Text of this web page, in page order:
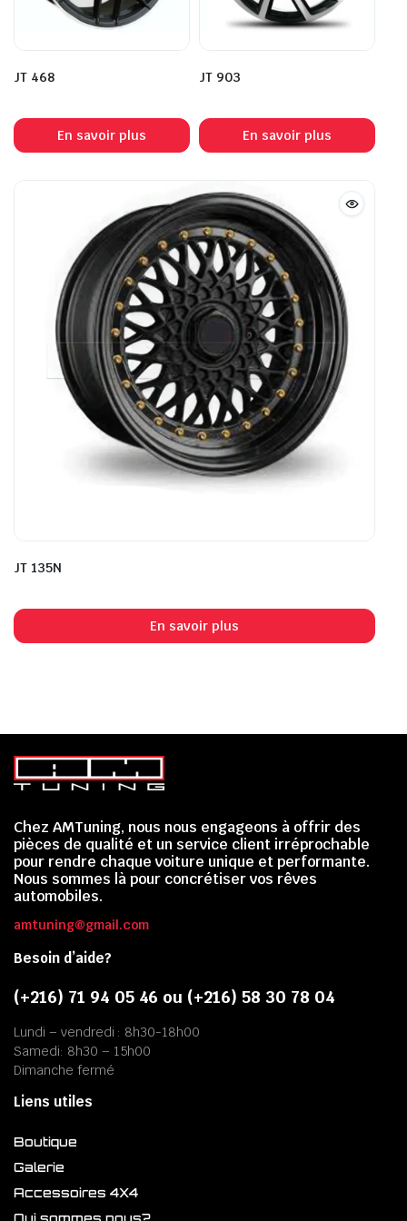
JT 468
En savoir plus
JT 903
En savoir plus
JT 135N
En savoir plus
Chez AMTuning, nous nous engageons à offrir des
pièces de qualité et un service client irréprochable
pour rendre chaque voiture unique et performante.
Nous sommes là pour concrétiser vos rêves
automobiles.
amtuning@gmail.com
Besoin d’aide?
(+216) 71 94 05 46 ou (+216) 58 30 78 04
Lundi – vendredi : 8h30-18h00
Samedi: 8h30 – 15h00
Dimanche fermé
Liens utiles
Boutique
Galerie
Accessoires 4X4
Qui sommes nous?